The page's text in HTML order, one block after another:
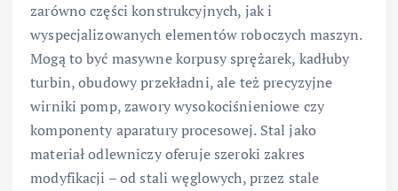
zarówno części konstrukcyjnych, jak i
wyspecjalizowanych elementów roboczych maszyn.
Mogą to być masywne korpusy sprężarek, kadłuby
turbin, obudowy przekładni, ale też precyzyjne
wirniki pomp, zawory wysokociśnieniowe czy
komponenty aparatury procesowej. Stal jako
materiał odlewniczy oferuje szeroki zakres
modyfikacji – od stali węglowych, przez stale